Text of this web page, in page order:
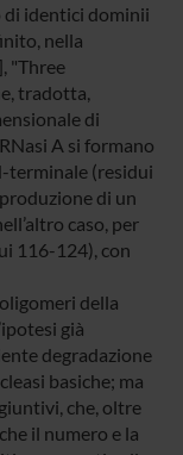
di identici dominii
nella
"Three
tradotta,
di
A si formano
terminale (residui
di un
caso, per
116-124), con
della
già
degradazione
basiche; ma
che, oltre
il numero e la